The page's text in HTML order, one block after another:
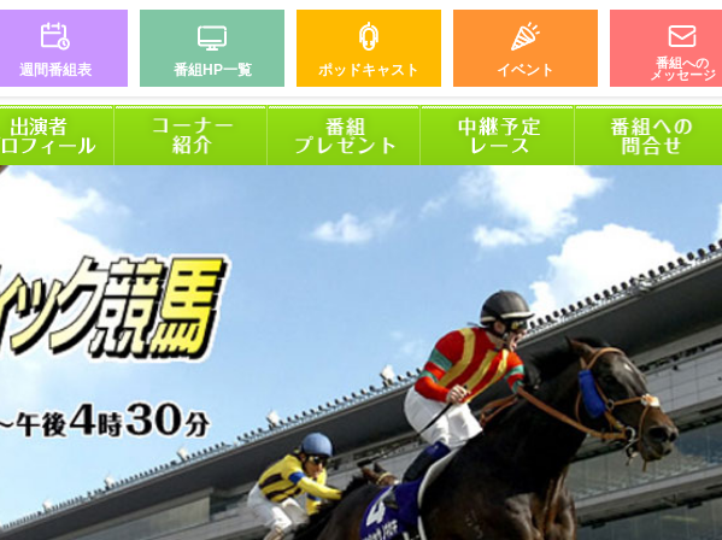
週間番組表 番組HP一覧 ポッドキャスト イベント
番組への
メッセージ